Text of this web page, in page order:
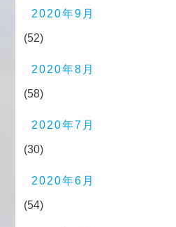
2020年9月
(52)
2020年8月
(58)
2020年7月
(30)
2020年6月
(54)